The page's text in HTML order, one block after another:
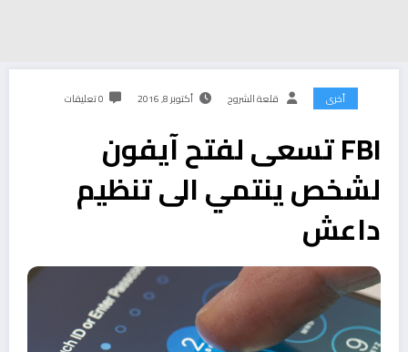
أخرى قلعة الشروح أكتوبر 8, 2016 0 تعليقات
FBI تسعى لفتح آيفون
لشخص ينتمي الى تنظيم
داعش